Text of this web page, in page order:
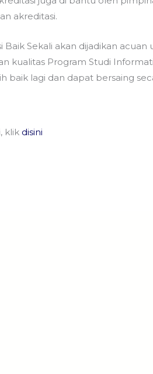
akreditasi.
Sekali akan dijadikan acuan
kualitas Program Studi
baik lagi dan dapat bersaing
klik disini